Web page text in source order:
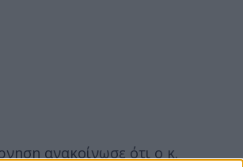
ανακοίνωσε ότι ο κ.